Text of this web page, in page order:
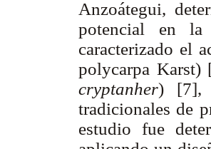
Anzoátegui,
potencial en
caracterizado el
polycarpa Karst)
cryptanher) [7],
tradicionales de
estudio fue